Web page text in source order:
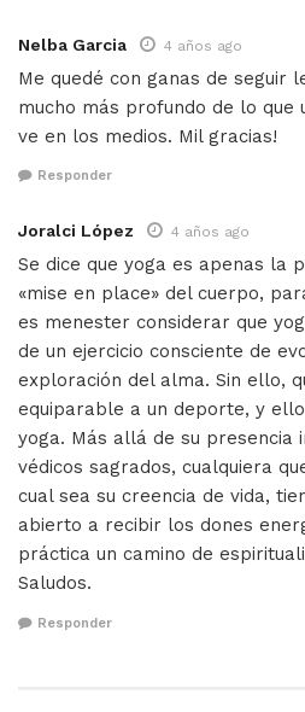
Nelba Garcia 4 años ago
Me quedé con ganas de seguir
mucho más profundo de lo que
ve en los medios. Mil gracias!
Responder
Joralci López 4 años ago
Se dice que yoga es apenas la
«mise en place» del cuerpo,
es menester considerar que
de un ejercicio consciente de
exploración del alma. Sin ello,
equiparable a un deporte, y
yoga. Más allá de su presencia
védicos sagrados, cualquiera
cual sea su creencia de vida,
abierto a recibir los dones
práctica un camino de
Saludos.
Responder